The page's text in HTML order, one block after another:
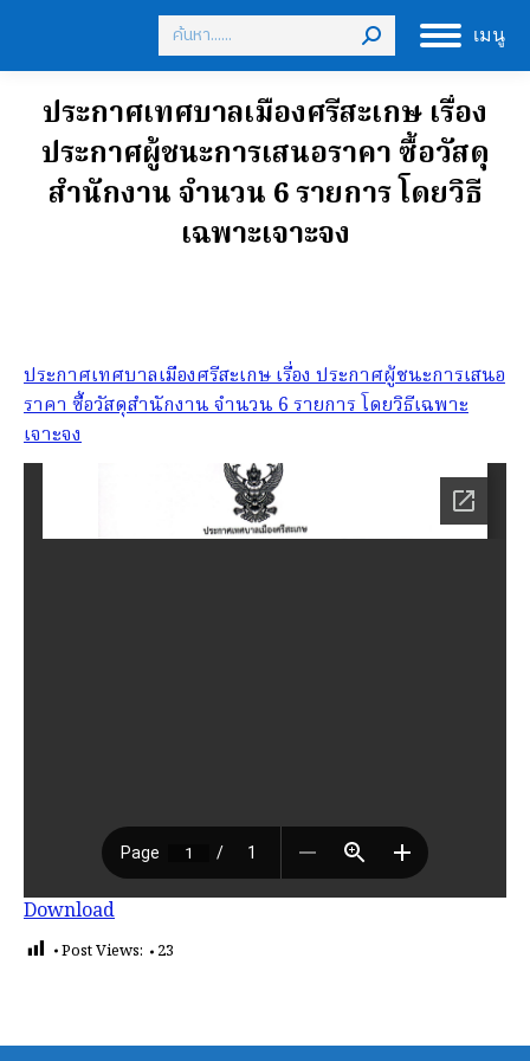
เมนู
Search:
ประกาศเทศบาลเมืองศรีสะเกษ เรื่อง
ประกาศผู้ชนะการเสนอราคา ซื้อวัสดุ
สำนักงาน จำนวน 6 รายการ โดยวิธี
เฉพาะเจาะจง
ประกาศเทศบาลเมืองศรีสะเกษ เรื่อง ประกาศผู้ชนะการเสนอ
ราคา ซื้อวัสดุสำนักงาน จำนวน 6 รายการ โดยวิธีเฉพาะ
เจาะจง
Download
Post Views: 23